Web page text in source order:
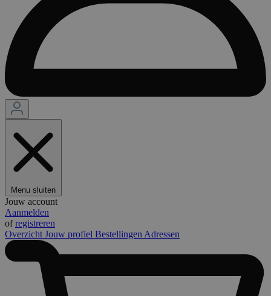
Menu sluiten
Jouw account
Aanmelden
ofregistreren
Overzicht Jouw profiel Bestellingen Adressen